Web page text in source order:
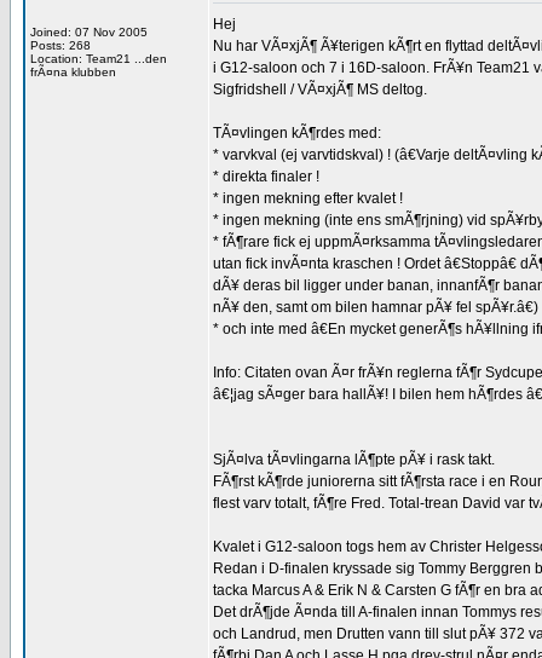
Joined: 07 Nov 2005
Posts: 268
Location: Team21 ...den
frÃ¤na klubben
Hej
Nu har VÃ¤xjÃ¶ Ã¥terigen kÃ¶rt en flyttad
i G12-saloon och 7 i 16D-saloon. FrÃ¥n Team21
Sigfridshell / VÃ¤xjÃ¶ MS deltog.
TÃ¤vlingen kÃ¶rdes med:
* varvkval (ej varvtidskval) ! (â€Varje deltÃ¤vling
* direkta finaler !
* ingen mekning efter kvalet !
* ingen mekning (inte ens smÃ¶rjning) vid
* fÃ¶rare fick ej uppmÃ¤rksamma
utan fick invÃ¤nta kraschen ! Ordet â€Stoppâ€
dÃ¥ deras bil ligger under banan, innanfÃ¶r
nÃ¥ den, samt om bilen hamnar pÃ¥ fel spÃ¥r.â€)
* och inte med â€En mycket generÃ¶s hÃ¥llning
Info: Citaten ovan Ã¤r frÃ¥n reglerna fÃ¶r
â€¦jag sÃ¤ger bara hallÃ¥! I bilen hem hÃ¶rdes
SjÃ¤lva tÃ¤vlingarna lÃ¶pte pÃ¥ i rask takt.
FÃ¶rst kÃ¶rde juniorerna sitt fÃ¶rsta race i en
flest varv totalt, fÃ¶re Fred. Total-trean David var
Kvalet i G12-saloon togs hem av Christer
Redan i D-finalen kryssade sig Tommy Berggren
tacka Marcus A & Erik N & Carsten G fÃ¶r en bra
Det drÃ¶jde Ã¤nda till A-finalen innan Tommys
och Landrud, men Drutten vann till slut pÃ¥ 372